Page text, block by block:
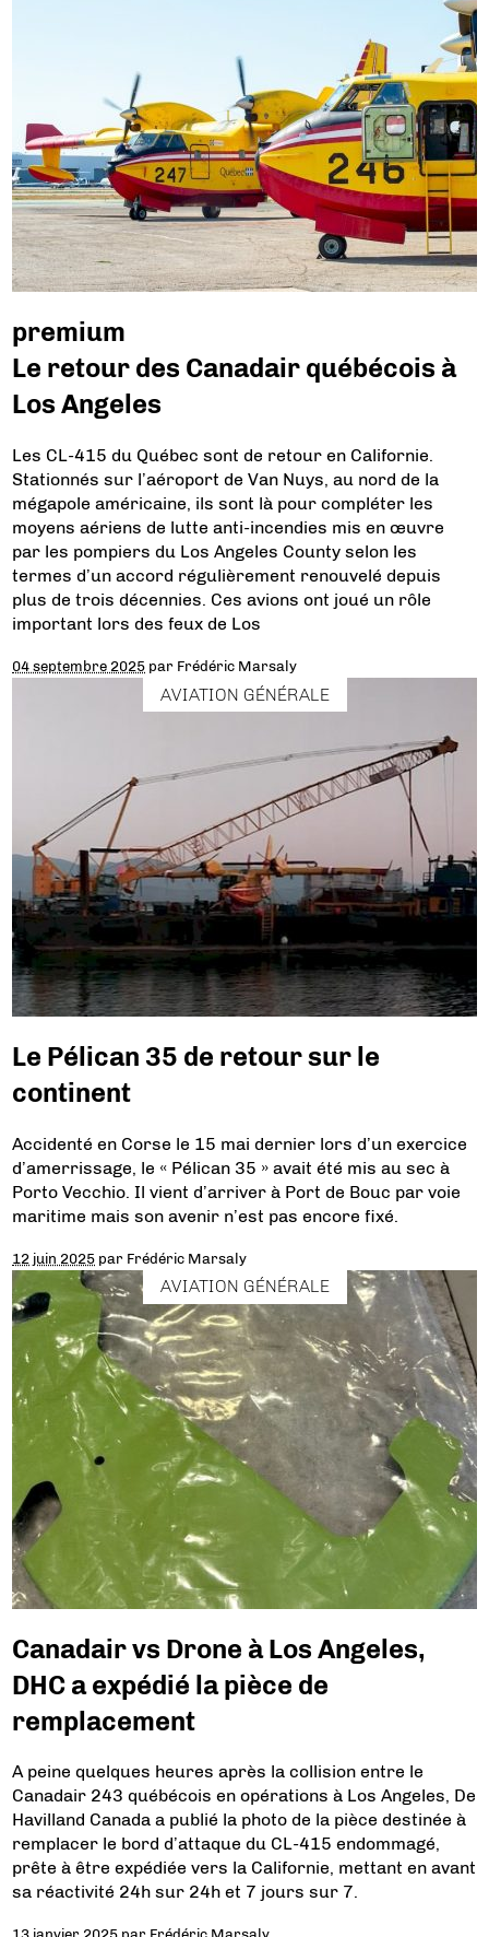
premium
Le retour des Canadair québécois à
Los Angeles
Les CL-415 du Québec sont de retour en Californie.
Stationnés sur l’aéroport de Van Nuys, au nord de la
mégapole américaine, ils sont là pour compléter les
moyens aériens de lutte anti-incendies mis en œuvre
par les pompiers du Los Angeles County selon les
termes d’un accord régulièrement renouvelé depuis
plus de trois décennies. Ces avions ont joué un rôle
important lors des feux de Los
04 septembre 2025 par Frédéric Marsaly
AVIATION GÉNÉRALE
Le Pélican 35 de retour sur le
continent
Accidenté en Corse le 15 mai dernier lors d’un exercice
d’amerrissage, le « Pélican 35 » avait été mis au sec à
Porto Vecchio. Il vient d’arriver à Port de Bouc par voie
maritime mais son avenir n’est pas encore fixé.
12 juin 2025 par Frédéric Marsaly
AVIATION GÉNÉRALE
Canadair vs Drone à Los Angeles,
DHC a expédié la pièce de
remplacement
A peine quelques heures après la collision entre le
Canadair 243 québécois en opérations à Los Angeles, De
Havilland Canada a publié la photo de la pièce destinée à
remplacer le bord d’attaque du CL-415 endommagé,
prête à être expédiée vers la Californie, mettant en avant
sa réactivité 24h sur 24h et 7 jours sur 7.